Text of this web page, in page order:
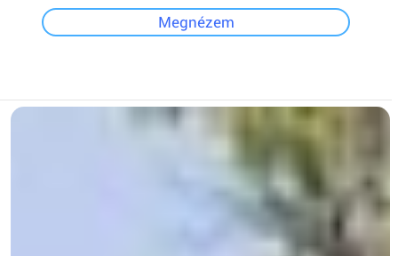
Megnézem